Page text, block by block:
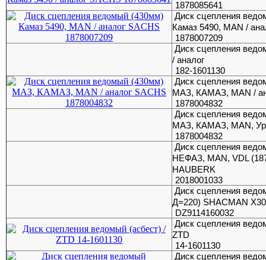
1878085641
Диск сцепления
Камаз 5490, MAN /
1878007209
Диск сцепления
/ аналог
182-1601130
Диск сцепления
МАЗ, КАМАЗ, MAN /
1878004832
Диск сцепления
МАЗ, КАМАЗ, MAN,
1878004832
Диск сцепления
НЕФАЗ, MAN, VDL
HAUBERK
2018001033
Диск сцепления
Д=220) SHACMAN
DZ9114160032
Диск сцепления
ZTD
14-1601130
Диск сцепления